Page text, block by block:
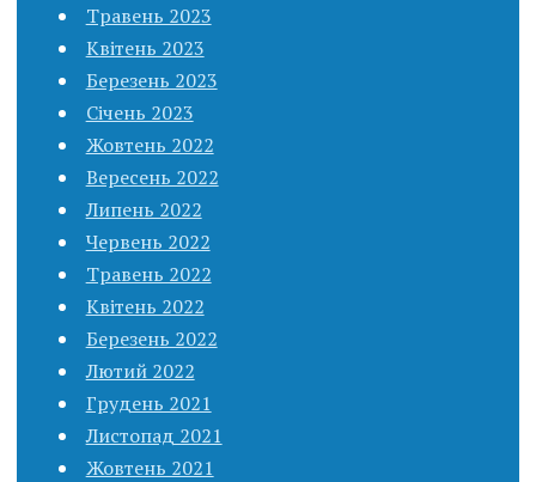
Травень 2023
Квітень 2023
Березень 2023
Січень 2023
Жовтень 2022
Вересень 2022
Липень 2022
Червень 2022
Травень 2022
Квітень 2022
Березень 2022
Лютий 2022
Грудень 2021
Листопад 2021
Жовтень 2021